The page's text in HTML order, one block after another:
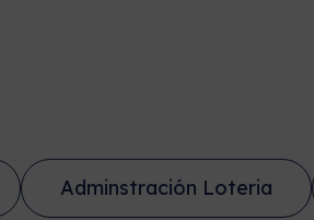
Adminstración Loteria